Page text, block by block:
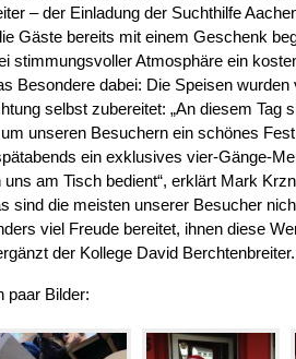
– der Einladung der Suchthilfe
Gäste bereits mit einem Geschenk
stimmungsvoller Atmosphäre ein
Besondere dabei: Die Speisen wurden
selbst zubereitet: „An diesem Tag
unseren Besuchern ein schönes
ein exklusives vier-Gänge-
am Tisch bedient“, erklärt Mark
sind die meisten unserer Besucher
viel Freude bereitet, ihnen diese
der Kollege David Berchtenbreiter.
paar Bilder: